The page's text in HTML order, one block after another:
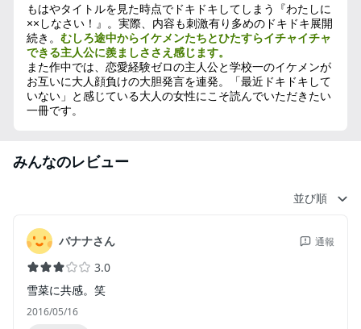
もはやタイトルを見た時点でドキドキしてしまう『わたしに
××しなさい！』。実際、内容も刺激有り多めのドキドキ展開
続き。 むしろ途中からイケメンたちとひたすらイチャイチャ
できる主人公に羨ましささえ感じます。
また作中では、恋愛経験ゼロの主人公と学校一のイケメンが
お互いに大人顔負けの大胆発言を連発。「最近ドキドキして
いない」と感じている大人の女性にこそ読んでいただきたい
一冊です。
みんなのレビュー
並び順
バナナさん 通報
3.0
雪菜に共感。笑
2016/05/16